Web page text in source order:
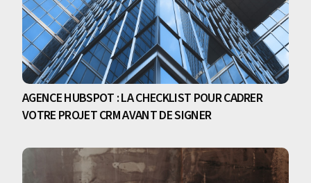
AGENCE HUBSPOT : LA CHECKLIST POUR CADRER
VOTRE PROJET CRM AVANT DE SIGNER